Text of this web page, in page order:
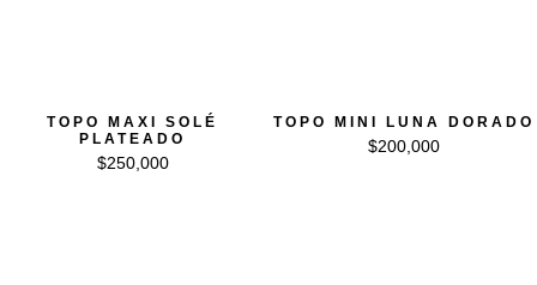
TOPO MAXI SOLÉ
PLATEADO
$250,000
TOPO MINI LUNA DORADO
$200,000